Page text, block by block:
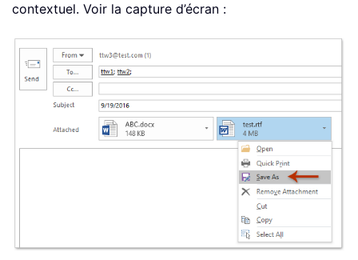
contextuel. Voir la capture d’écran :